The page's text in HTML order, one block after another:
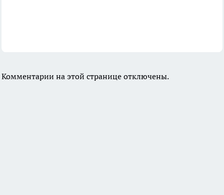
Комментарии на этой странице отключены.